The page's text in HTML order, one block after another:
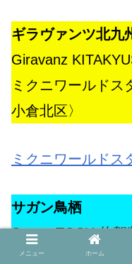
ギラヴァンツ北九
Giravanz
ミクニワールドス
小倉北区〉
ミクニワールドス
サガン鳥栖
Sagan TOSU 佐賀
駅前不動産スタ
メニュー ホーム